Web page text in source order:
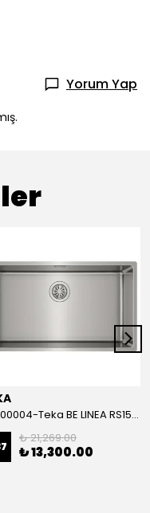
Yorum Yap
115000004-Teka BE LINEA RS15 71.40 Çelik Eviye
₺ 21,269.00
₺ 13,300.00